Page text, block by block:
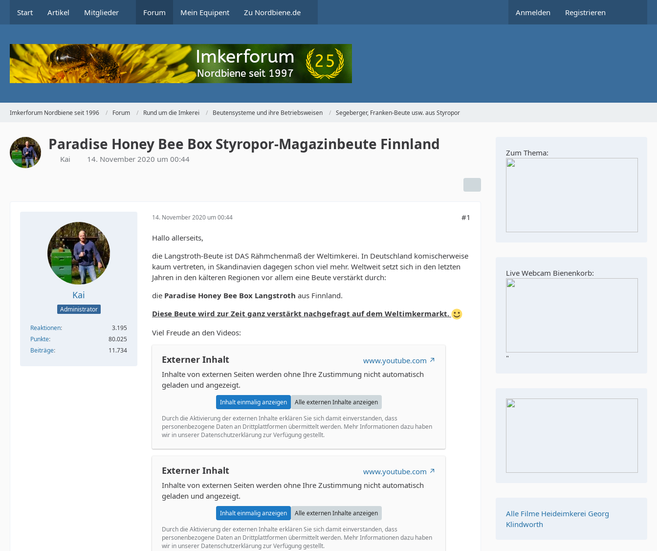
Start Artikel Mitglieder Forum Mein Equipent Zu Nordbiene.de Anmelden Registrieren
Imkerforum Nordbiene seit 1996 Forum Rund um die Imkerei Beutensysteme und ihre Betriebsweisen Segeberger, Franken-Beute usw. aus Styropor
Paradise Honey Bee Box Styropor-Magazinbeute Finnland
Kai 14. November 2020 um 00:44
Kai
Administrator
Reaktionen
3.195
Punkte
80.025
Beiträge
11.734
14. November 2020 um 00:44 #1
Hallo allerseits,
die Langstroth-Beute ist DAS Rähmchenmaß der Weltimkerei. In Deutschland komischerweise
kaum vertreten, in Skandinavien dagegen schon viel mehr. Weltweit setzt sich in den letzten
Jahren in den kälteren Regionen vor allem eine Beute verstärkt durch:
die Paradise Honey Bee Box Langstroth aus Finnland.
Diese Beute wird zur Zeit ganz verstärkt nachgefragt auf dem Weltimkermarkt.
Viel Freude an den Videos:
Externer Inhalt
www.youtube.com
Inhalte von externen Seiten werden ohne Ihre Zustimmung nicht automatisch
geladen und angezeigt.
Inhalt einmalig anzeigen
Alle externen Inhalte anzeigen
Durch die Aktivierung der externen Inhalte erklären Sie sich damit einverstanden, dass
personenbezogene Daten an Drittplattformen übermittelt werden. Mehr Informationen dazu haben
wir in unserer Datenschutzerklärung zur Verfügung gestellt.
Externer Inhalt
www.youtube.com
Inhalte von externen Seiten werden ohne Ihre Zustimmung nicht automatisch
geladen und angezeigt.
Inhalt einmalig anzeigen
Alle externen Inhalte anzeigen
Durch die Aktivierung der externen Inhalte erklären Sie sich damit einverstanden, dass
personenbezogene Daten an Drittplattformen übermittelt werden. Mehr Informationen dazu haben
wir in unserer Datenschutzerklärung zur Verfügung gestellt.
Zum Thema:
Live Webcam Bienenkorb:
"
Alle Filme Heideimkerei Georg
Klindworth